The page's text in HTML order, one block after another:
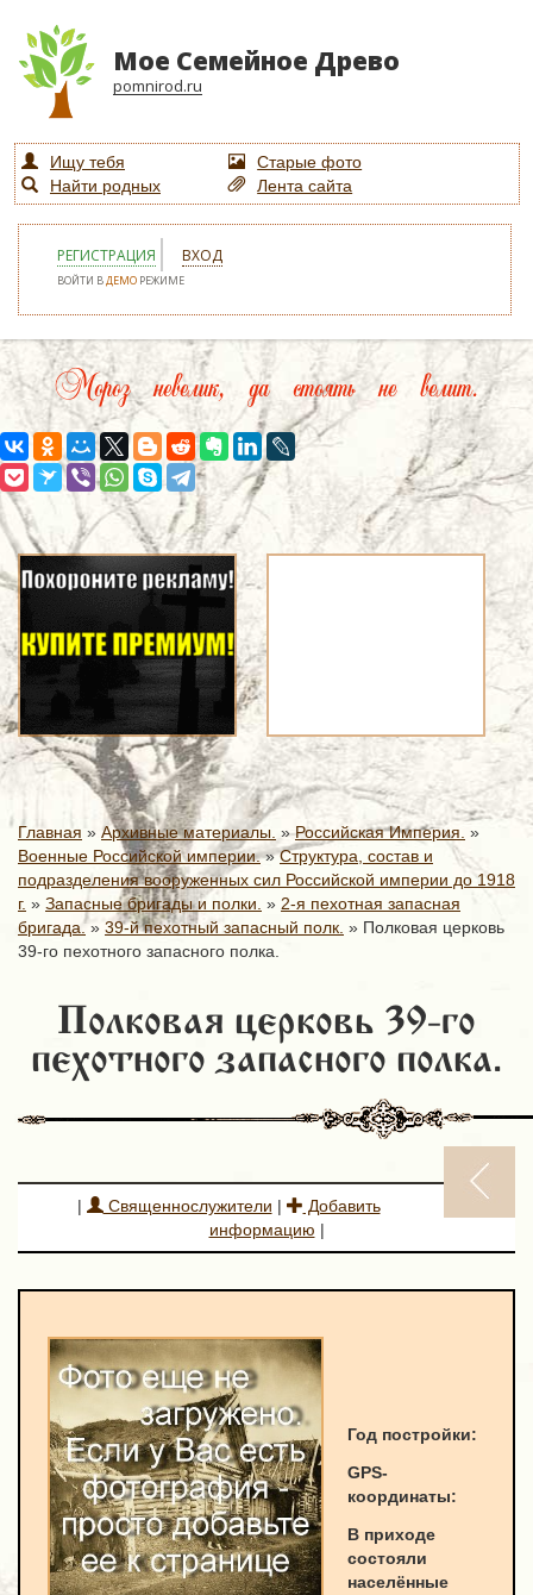
Мое Семейное Древо
pomnirod.ru
Ищу тебя
Старые фото
Найти родных
Лента сайта
РЕГИСТРАЦИЯ ВХОД
ВОЙТИ ВДЕМО РЕЖИМЕ
Мороз невелик, да стоять не велит.
Главная » Архивные материалы. »Российская Империя. »
Военные Российской империи.»Структура, состав и
подразделения вооруженных сил Российской империи до 1918
г. » Запасные бригады и полки. » 2-я пехотная запасная
бригада.» 39-й пехотный запасный полк. » Полковая церковь
39-го пехотного запасного полка.
Полковая церковь 39-го
пехотного запасного полка.
| Священнослужители |
Добавить
информацию |
Год постройки:
GPS-
координаты:
В приходе
состояли
населённые